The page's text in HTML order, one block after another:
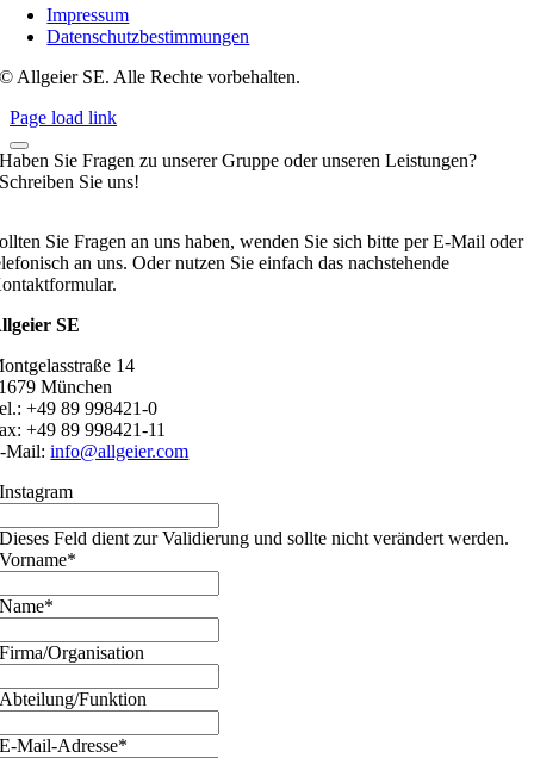
Impressum
Datenschutzbestimmungen
© Allgeier SE. Alle Rechte vorbehalten.
Page load link
Haben Sie Fragen zu unserer Gruppe oder unseren Leistungen?
Schreiben Sie uns!
Sie Fragen an uns haben, wenden Sie sich bitte per E-Mail oder
an uns. Oder nutzen Sie einfach das nachstehende
SE
14
München
+49 89 998421-0
+49 89 998421-11
Mail:info@allgeier.com
Instagram
Dieses Feld dient zur Validierung und sollte nicht verändert werden.
Vorname*
Name*
Firma/Organisation
Abteilung/Funktion
E-Mail-Adresse*